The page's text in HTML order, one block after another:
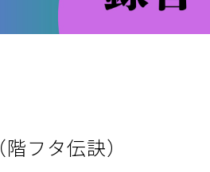
フタ伝訣）